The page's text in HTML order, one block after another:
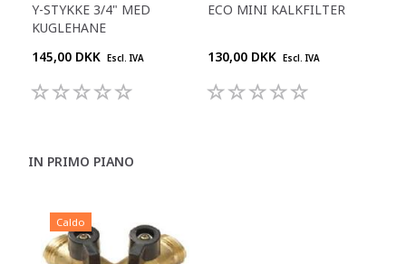
Y-STYKKE 3/4" MED
KUGLEHANE
145,00 DKK Escl. IVA
ECO MINI KALKFILTER
130,00 DKK Escl. IVA
IN PRIMO PIANO
Caldo